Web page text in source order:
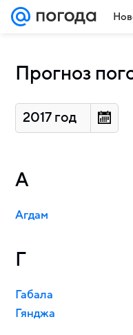
Прогноз
2017 год
А
Агдам
Г
Габала
Гянджа